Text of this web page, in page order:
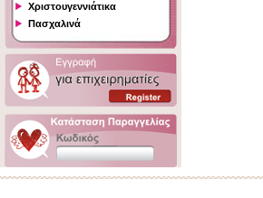
Χριστουγεννιάτικα
Πασχαλινά